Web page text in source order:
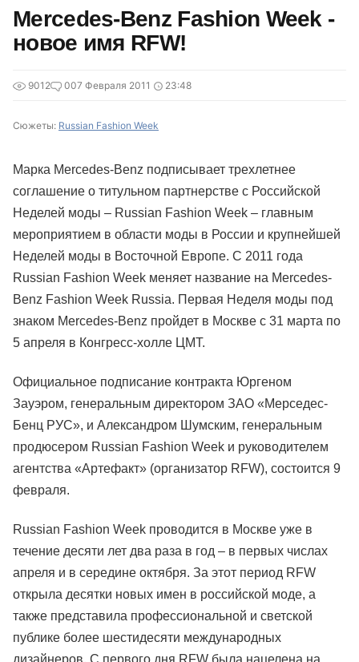
Mercedes-Benz Fashion Week -
новое имя RFW!
9012 007 Февраля 2011 23:48
Сюжеты: Russian Fashion Week
Марка Mercedes-Benz подписывает трехлетнее
соглашение о титульном партнерстве с Российской
Неделей моды – Russian Fashion Week – главным
мероприятием в области моды в России и крупнейшей
Неделей моды в Восточной Европе. С 2011 года
Russian Fashion Week меняет название на Mercedes-
Benz Fashion Week Russia. Первая Неделя моды под
знаком Mercedes-Benz пройдет в Москве с 31 марта по
5 апреля в Конгресс-холле ЦМТ.
Официальное подписание контракта Юргеном
Зауэром, генеральным директором ЗАО «Мерседес-
Бенц РУС», и Александром Шумским, генеральным
продюсером Russian Fashion Week и руководителем
агентства «Артефакт» (организатор RFW), состоится 9
февраля.
Russian Fashion Week проводится в Москве уже в
течение десяти лет два раза в год – в первых числах
апреля и в середине октября. За этот период RFW
открыла десятки новых имен в российской моде, а
также представила профессиональной и светской
публике более шестидесяти международных
дизайнеров. С первого дня RFW была нацелена на